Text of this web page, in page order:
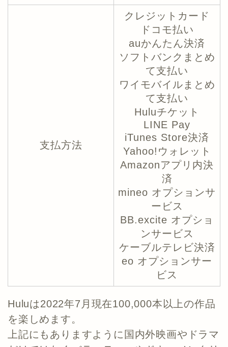
支払方法
クレジットカード
ドコモ払い
auかんたん決済
ソフトバンクまとめ
て支払い
ワイモバイルまとめ
て支払い
Huluチケット
LINE Pay
iTunes Store決済
Yahoo!ウォレット
Amazonアプリ内決
済
mineo オプションサ
ービス
BB.excite オプショ
ンサービス
ケーブルテレビ決済
eo オプションサー
ビス
Huluは2022年7月現在100,000本以上の作品
を楽しめます。
上記にもありますように国内外映画やドラマ